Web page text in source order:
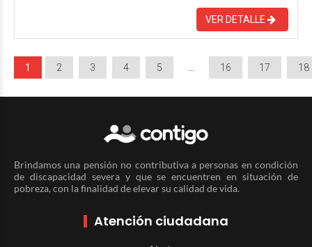
VER DETALLE
1 2 3 4 5 16 17 18
Brindamos una pensión no contributiva a personas en condición
de discapacidad severa y que se encuentren en situación de
pobreza, con la finalidad de elevar su calidad de vida.
Atención ciudadana